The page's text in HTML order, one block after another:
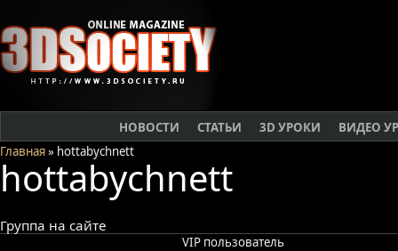
НОВОСТИ СТАТЬИ 3D УРОКИ
ВИДЕО
Главная» hottabychnett
hottabychnett
Группа на сайте
VIP пользователь